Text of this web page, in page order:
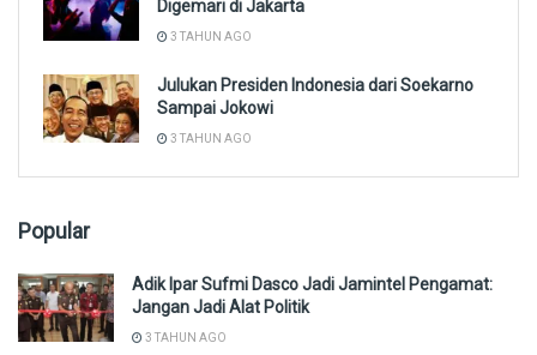
Digemari di Jakarta
3 TAHUN AGO
Julukan Presiden Indonesia dari Soekarno
Sampai Jokowi
3 TAHUN AGO
Popular
Adik Ipar Sufmi Dasco Jadi Jamintel Pengamat:
Jangan Jadi Alat Politik
3 TAHUN AGO